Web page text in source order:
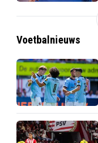
Voetbalnieuws